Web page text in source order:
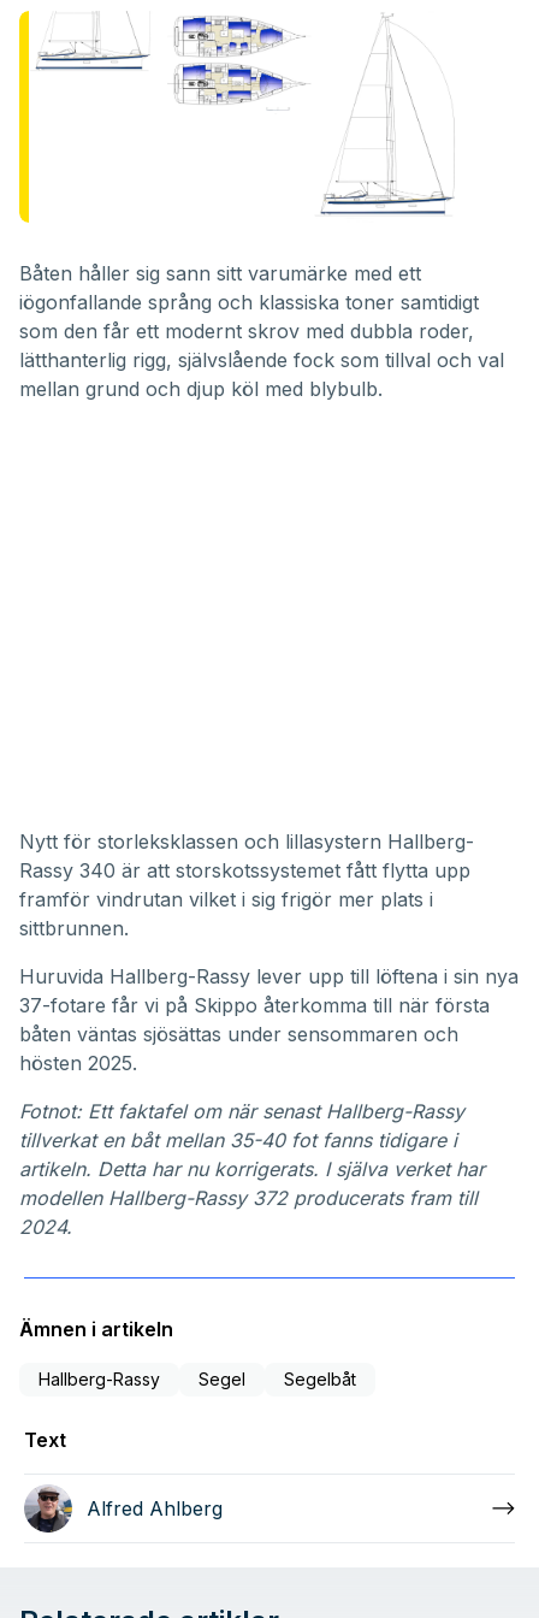
Båten håller sig sann sitt varumärke med ett
iögonfallande språng och klassiska toner samtidigt
som den får ett modernt skrov med dubbla roder,
lätthanterlig rigg, självslående fock som tillval och val
mellan grund och djup köl med blybulb.
Nytt för storleksklassen och lillasystern Hallberg-
Rassy 340 är att storskotssystemet fått flytta upp
framför vindrutan vilket i sig frigör mer plats i
sittbrunnen.
Huruvida Hallberg-Rassy lever upp till löftena i sin nya
37-fotare får vi på Skippo återkomma till när första
båten väntas sjösättas under sensommaren och
hösten 2025.
Fotnot: Ett faktafel om när senast Hallberg-Rassy
tillverkat en båt mellan 35-40 fot fanns tidigare i
artikeln. Detta har nu korrigerats. I själva verket har
modellen Hallberg-Rassy 372 producerats fram till
2024.
Ämnen i artikeln
Hallberg-Rassy Segel Segelbåt
Text
Alfred Ahlberg